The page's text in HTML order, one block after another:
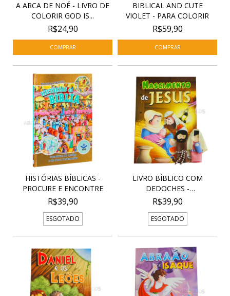
A ARCA DE NOÉ - LIVRO DE
COLORIR GOD IS...
R$24,90
BIBLICAL AND CUTE
VIOLET - PARA COLORIR
R$59,90
HISTÓRIAS BÍBLICAS -
PROCURE E ENCONTRE
R$39,90
ESGOTADO
LIVRO BÍBLICO COM
DEDOCHES -
NASCIMENTO...
R$39,90
ESGOTADO